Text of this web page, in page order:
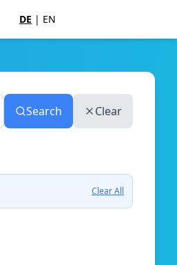
DE | EN
Search Clear
Clear All